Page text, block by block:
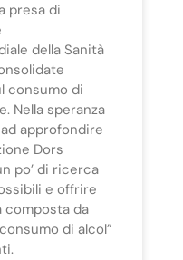
presa di
della Sanità
consumo di
Nella speranza
approfondire
Dors
po’ di ricerca
e offrire
da
di alcol”